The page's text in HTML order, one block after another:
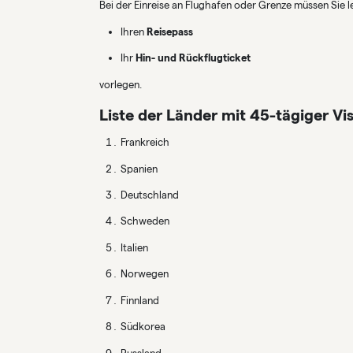
Bei der Einreise an Flughafen oder Grenze müssen Sie
Ihren Reisepass
Ihr Hin- und Rückflugticket
vorlegen.
Liste der Länder mit 45-tägiger
Frankreich
Spanien
Deutschland
Schweden
Italien
Norwegen
Finnland
Südkorea